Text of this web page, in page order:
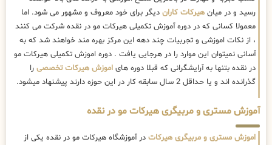
رسید و در میان هیرکات کاران دیگر برای خود معروف و مشهور می شود. اما
معمولا کسانی که در دوره آموزش تکمیلی هیرکات مو در نقده شرکت می کنند
، از نکات اموزشی و تجربیات چند دهه این مرکز بهره مند خواهند شد که به
آسانی نمیتوان این موارد را در هرجایی یافت . دوره اموزش تکمیلی هیرکات مو
در نقده بتنها به آرایشگرانی که قبلا دوره های اموزش هیرکات تخصصی را
گذرانده اند و یا حداقل 2 سال سابقه کار در این حوزه دارند پیشنهاد میشود.
آموزش مستری و مربیگری هیرکات مو در نقده
اموزش مستری و مربیگری هیرکات در آموزشگاه هیرکات مو در نقده یکی از